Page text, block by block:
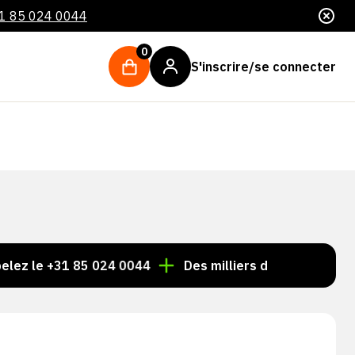
85 024 0044
0
S'inscrire/se connecter
85 024 0044 Des milliers d'articles toujours en